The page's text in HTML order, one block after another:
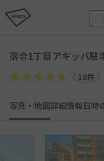
落合1丁目アキッパ駐
（ 18件 ）
写真・地図詳細情報日時